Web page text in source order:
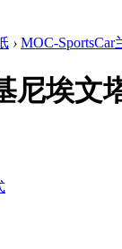
› MOC-
尼埃文